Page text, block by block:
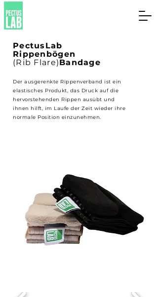
PectusLab
Rippenbögen
(Rib Flare)Bandage
Der ausgerenkte Rippenverband ist ein
elastisches Produkt, das Druck auf die
hervorstehenden Rippen ausübt und
ihnen hilft, im Laufe der Zeit wieder ihre
normale Position einzunehmen.